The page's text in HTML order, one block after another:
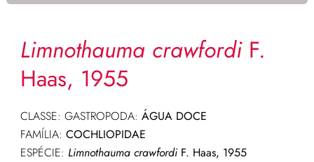
Limnothauma crawfordiF.
Haas, 1955
CLASSE: GASTROPODA: ÁGUA DOCE
FAMÍLIA: COCHLIOPIDAE
ESPÉCIE: Limnothauma crawfordiF. Haas, 1955